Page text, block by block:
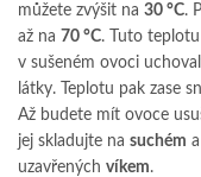
můžete zvýšit na 30 °C.
až na 70 °C. Tuto
v sušeném ovoci
látky. Teplotu pak zase
Až budete mít ovoce
jej skladujte na suchém a
uzavřených víkem.